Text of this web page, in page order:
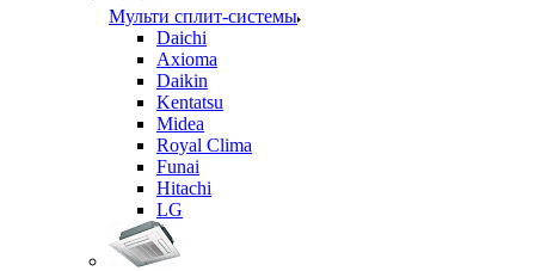
Мульти сплит-системы
Daichi
Axioma
Daikin
Kentatsu
Midea
Royal Clima
Funai
Hitachi
LG